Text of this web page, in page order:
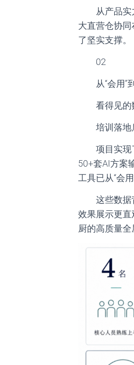
从产品
大直营仓协
了坚实支撑。
02
从“会用”
看得见的
培训落地
项目实现
50+套AI方案
工具已从“会用
这些数据
效果展示更
厨的高质量全